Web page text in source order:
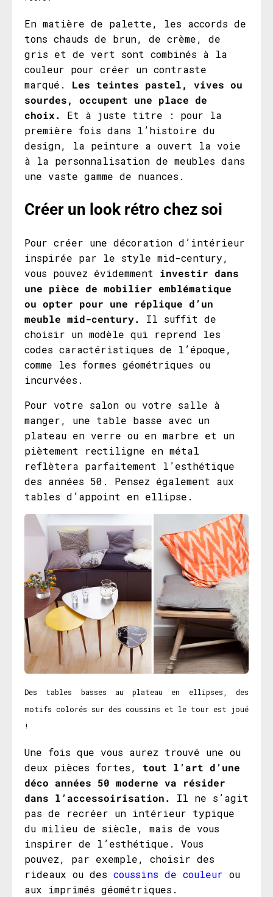
En matière de palette, les accords de
tons chauds de brun, de crème, de
gris et de vert sont combinés à la
couleur pour créer un contraste
marqué. Les teintes pastel, vives ou
sourdes, occupent une place de
choix.
Et à juste titre : pour la
première fois dans l’histoire du
design, la peinture a ouvert la voie
à la personnalisation de meubles dans
une vaste gamme de nuances.
Créer un look rétro chez soi
Pour créer une décoration d’intérieur
inspirée par le style mid-century,
vous pouvez évidemment investir dans
une pièce de mobilier emblématique
ou opter pour une réplique d’un
meuble mid-century.
Il suffit de
choisir un modèle qui reprend les
codes caractéristiques de l’époque,
comme les formes géométriques ou
incurvées.
Pour votre salon ou votre salle à
manger, une table basse avec un
plateau en verre ou en marbre et un
piètement rectiligne en métal
reflètera parfaitement l’esthétique
des années 50. Pensez également aux
tables d’appoint en ellipse.
Des tables basses au plateau en ellipses, des
motifs colorés sur des coussins et le tour est joué
!
Une fois que vous aurez trouvé une ou
deux pièces fortes, tout l’art d’une
déco années 50 moderne va résider
dans l’accessoirisation.
Il ne s’agit
pas de recréer un intérieur typique
du milieu de siècle, mais de vous
inspirer de l’esthétique. Vous
pouvez, par exemple, choisir des
rideaux ou des coussins de couleur ou
aux imprimés géométriques.